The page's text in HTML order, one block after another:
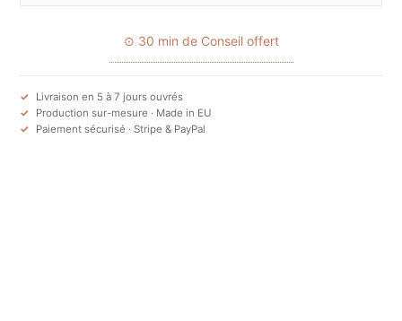
⊙ 30 min de Conseil offert
Livraison en 5 à 7 jours ouvrés
Production sur-mesure · Made in EU
Paiement sécurisé · Stripe & PayPal